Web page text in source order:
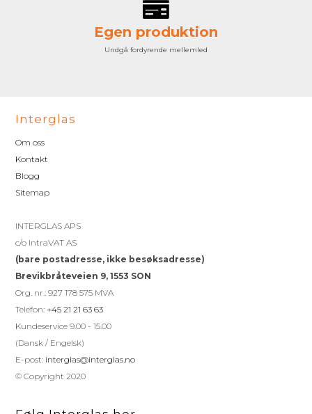
Egen produktion
Undgå fordyrende mellemled
Interglas
Om oss
Kontakt
Blogg
Sitemap
INTERGLAS APS
c/o IntraVAT AS
(bare postadresse, ikke besøksadresse)
Brevikbråteveien 9, 1553 SON
Org. nr.: 927 178 575 MVA
Telefon: +45 21 21 63 63
Kundeservice 9.00 - 15.00
(Dansk / Engelsk)
E-post: interglas@interglas.no
© Copyright 2020